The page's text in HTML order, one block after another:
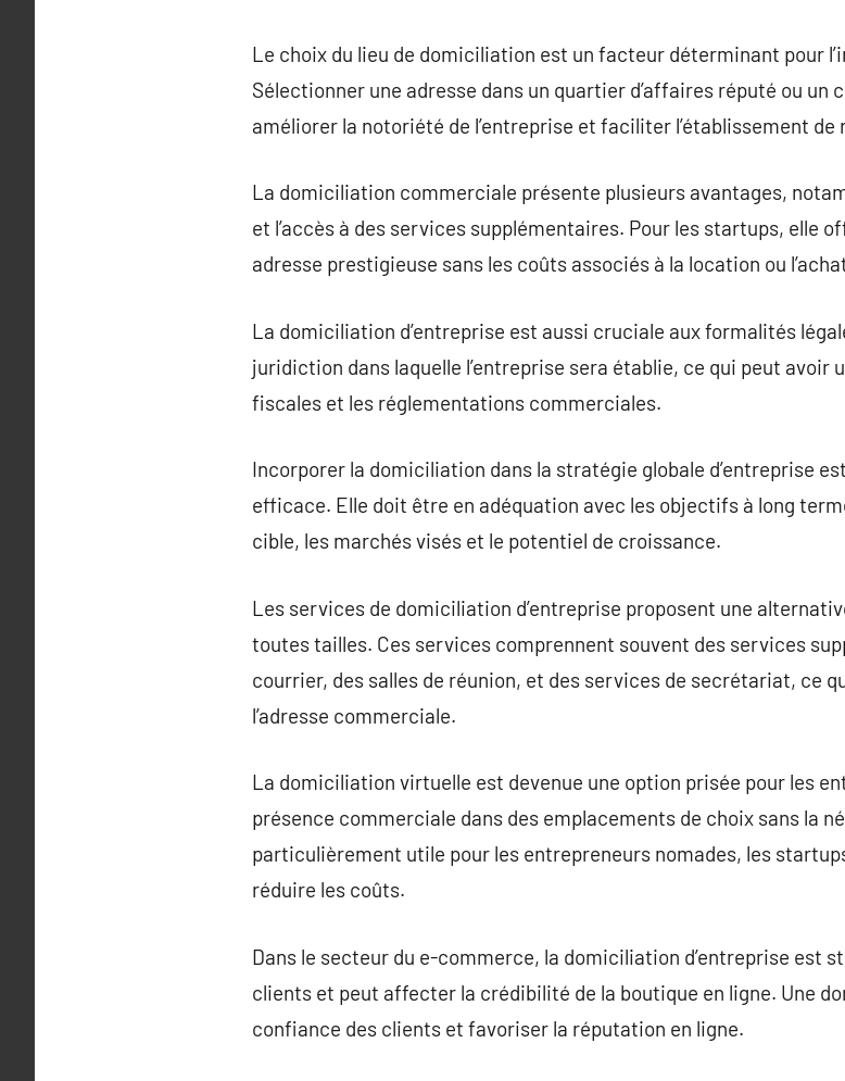
Le choix du lieu de domiciliation est un facteur déterminant pour
Sélectionner une adresse dans un quartier d’affaires réputé ou un
améliorer la notoriété de l’entreprise et faciliter l’établissement
La domiciliation commerciale présente plusieurs avantages,
et l’accès à des services supplémentaires. Pour les startups, elle
adresse prestigieuse sans les coûts associés à la location ou
La domiciliation d’entreprise est aussi cruciale aux formalités
juridiction dans laquelle l’entreprise sera établie, ce qui peut
fiscales et les réglementations commerciales.
Incorporer la domiciliation dans la stratégie globale d’entreprise
efficace. Elle doit être en adéquation avec les objectifs à long
cible, les marchés visés et le potentiel de croissance.
Les services de domiciliation d’entreprise proposent une
toutes tailles. Ces services comprennent souvent des services
courrier, des salles de réunion, et des services de secrétariat, ce
l’adresse commerciale.
La domiciliation virtuelle est devenue une option prisée pour les
présence commerciale dans des emplacements de choix sans la
particulièrement utile pour les entrepreneurs nomades, les
réduire les coûts.
Dans le secteur du e-commerce, la domiciliation d’entreprise est
clients et peut affecter la crédibilité de la boutique en ligne. Une
confiance des clients et favoriser la réputation en ligne.